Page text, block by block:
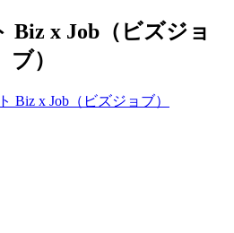
Biz x Job（ビズジョ
ブ）